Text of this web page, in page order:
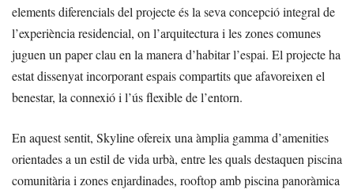
elements diferencials del projecte és la seva concepció integral de
l’experiència residencial, on l’arquitectura i les zones comunes
juguen un paper clau en la manera d’habitar l’espai. El projecte ha
estat dissenyat incorporant espais compartits que afavoreixen el
benestar, la connexió i l’ús flexible de l’entorn.
En aquest sentit, Skyline ofereix una àmplia gamma d’amenities
orientades a un estil de vida urbà, entre les quals destaquen piscina
comunitària i zones enjardinades, rooftop amb piscina panoràmica